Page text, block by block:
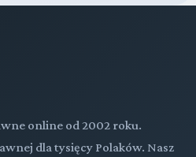
online od 2002 roku.
dla tysięcy Polaków. Nasz